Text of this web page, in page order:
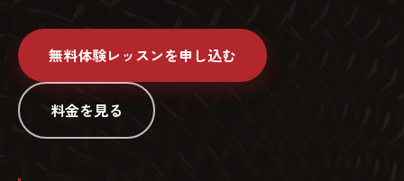
無料体験レッスンを申し込む
料金を見る